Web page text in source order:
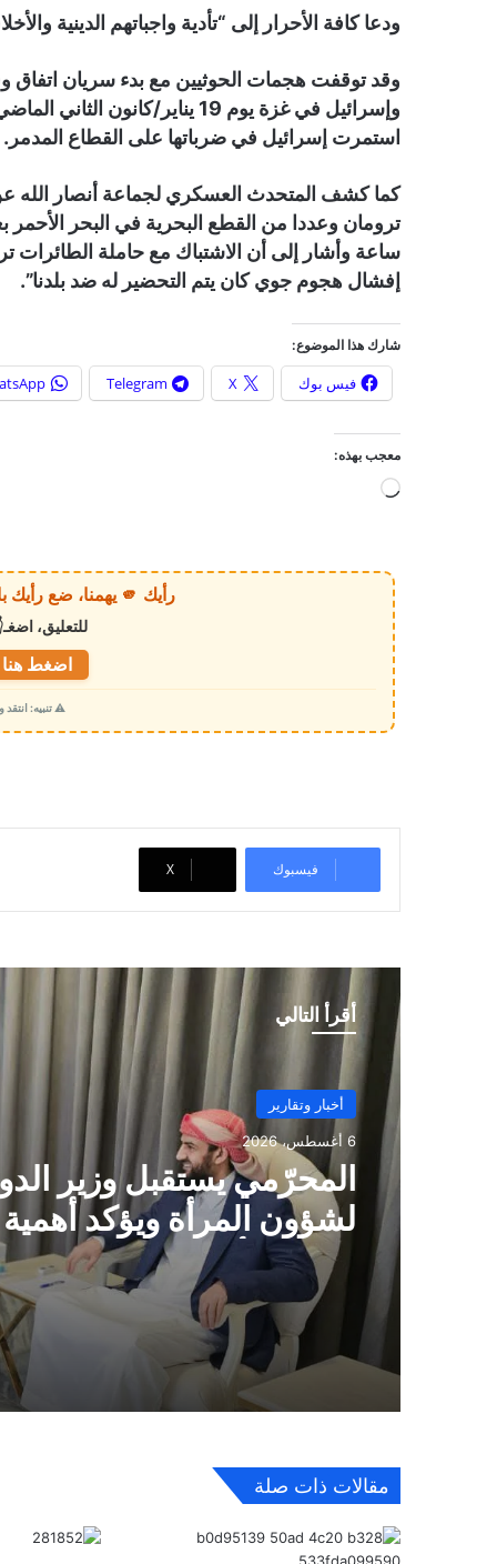
ودعا كافة الأحرار إلى “تأدية واجباتهم الدينية
وقد توقفت هجمات الحوثيين مع بدء سريان اتفاق
وإسرائيل في غزة يوم 19 يناير/
استمرت إسرائيل في ضرباتها على القطاع المدمر.
كما كشف المتحدث العسكري لجماعة أنصار الله
ساعة وأشار إلى أن الاشتباك مع حاملة الطائرات
إفشال هجوم جوي كان يتم التحضير له ضد بلدنا”.
شارك هذا الموضوع:
فيس بوك X
Telegram
معجب بهذه:
ي
ح
رأيك 🫵 يهمنا، ضع رأيك بالخبر أو الموقع بكل وضوح وصراحة!
للتعليق،
اضغط هنا
⚠️ تنبيه:
فيسبوك ‫X
أقرأ التالي
أخبار وتقارير
6 أغسطس، 2026
المحرّمي يستقبل وزير
لشؤون المرأة ويؤكد أهمية
دور المرأة في مسيرة
الدولة
مقالات ذات صلة